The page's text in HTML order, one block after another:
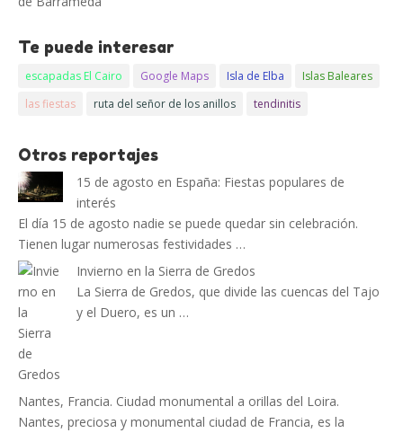
Te puede interesar
escapadas El Cairo Google Maps Isla de Elba
Islas Baleares
las fiestas
ruta del señor de los anillos tendinitis
Otros reportajes
15 de agosto en España: Fiestas populares de
interés
El día 15 de agosto nadie se puede quedar sin celebración.
Tienen lugar numerosas festividades …
Invierno en la Sierra de Gredos
La Sierra de Gredos, que divide las cuencas del Tajo
y el Duero, es un …
Nantes, Francia. Ciudad monumental a orillas del Loira.
Nantes, preciosa y monumental ciudad de Francia, es la